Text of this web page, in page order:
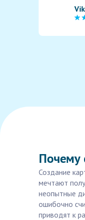
Почему
Создание
мечтают
неопытные
ошибочно
приводят к